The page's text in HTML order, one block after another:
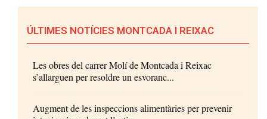
ÚLTIMES NOTÍCIES MONTCADA I REIXAC
Les obres del carrer Molí de Montcada i Reixac
s’allarguen per resoldre un esvoranc...
Augment de les inspeccions alimentàries per prevenir